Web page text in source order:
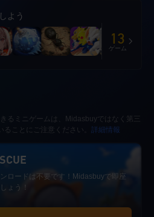
よう
13
ゲーム
るミニゲームは、Midasbuyではなく第三
ことにご注意ください。 詳細情報
ロードは不要です！Midasbuyで即座
ょう！